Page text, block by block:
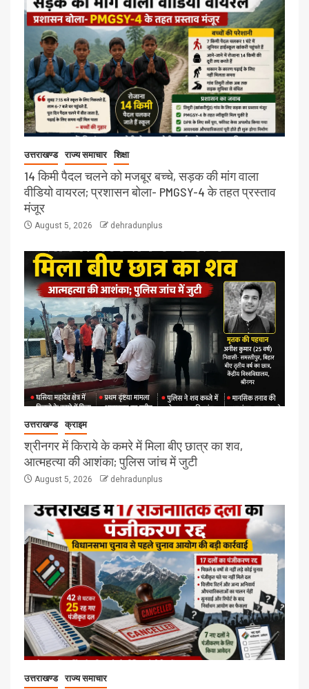
उत्तराखण्ड राज्य समाचार शिक्षा
14 किमी पैदल चलने को मजबूर बच्चे, सड़क की मांग वाला
वीडियो वायरल; प्रशासन बोला- PMGSY-4 के तहत प्रस्ताव
मंजूर
August 5, 2026 dehradunplus
उत्तराखण्ड क्राइम
श्रीनगर में किराये के कमरे में मिला बीए छात्र का शव,
आत्महत्या की आशंका; पुलिस जांच में जुटी
August 5, 2026 dehradunplus
उत्तराखण्ड राज्य समाचार